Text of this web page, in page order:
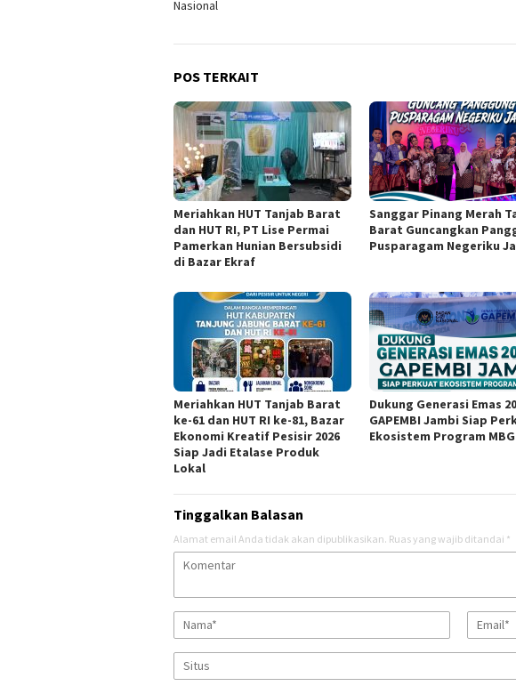
Nasional
POS TERKAIT
Meriahkan HUT Tanjab Barat
dan HUT RI, PT Lise Permai
Pamerkan Hunian Bersubsidi
di Bazar Ekraf
Sanggar Pinang Merah
Barat Guncangkan
Pusparagam Negeriku
Meriahkan HUT Tanjab Barat
ke-61 dan HUT RI ke-81, Bazar
Ekonomi Kreatif Pesisir 2026
Siap Jadi Etalase Produk
Lokal
Dukung Generasi Emas
GAPEMBI Jambi Siap
Ekosistem Program MBG
Tinggalkan Balasan
Alamat email Anda tidak akan dipublikasikan. Ruas yang wajib ditandai *